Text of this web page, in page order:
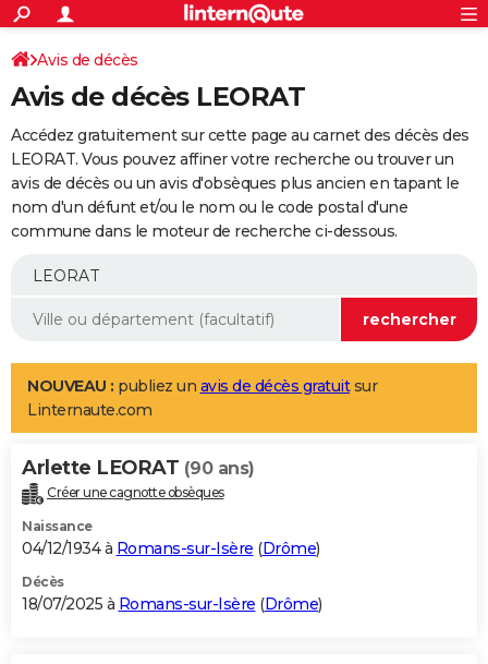
ACTUALITÉS
Politique
Société
Faits Divers
Education
Monde
Villes
+
SPORT
Coupe du monde 2026
Football
Tennis
Cyclisme
Rugby
Forum
Programme TV
TNTStreaming
Cinéma
Sorties cinéma
Musique
+FINANCE
Retraite
Epargne
Immobilier
Risques naturels par ville
Banque
Assurance
AUTO
Essais
Réserver un essai
Citadines
Berlines
SUV
Forum auto
+
Mobiles
Meilleur smartphone
Internet
Ordinateurs
Jeux vidéo
Guide high-tech
Aménagement intérieur
LIFESTYLE
Art de vivre
Bien-être
Loisirs
Mode
Modes de vie
Alimentation
Guide de la santé
Maladies
Médicaments
Sommeil
VOYAGE
Destinations
City break
Voyage nature
Voyage de noces
Forum
Climat
+PHOTO
GUIDES D'ACHAT
BONS PLANS
Avis de décès
Avis de décès LEORAT
Accédez gratuitement sur cette page au carnet des décès des
LEORAT. Vous pouvez affiner votre recherche ou trouver un
avis de décès ou un avis d'obsèques plus ancien en tapant le
nom d'un défunt et/ou le nom ou le code postal d'une
commune dans le moteur de recherche ci-dessous.
NOUVEAU : publiez un avis de décès gratuitsur
Linternaute.com
Arlette LEORAT (90 ans)
Créer une cagnotte obsèques
Naissance
04/12/1934 à Romans-sur-Isère (Drôme)
Décès
18/07/2025 à Romans-sur-Isère (Drôme)